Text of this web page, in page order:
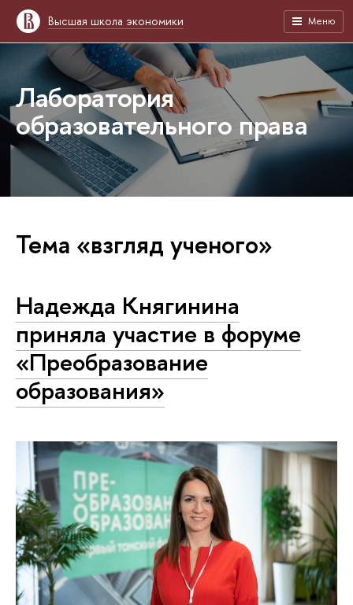
Высшая школа экономики Меню
Лаборатория
образовательного права
Тема «взгляд ученого»
Надежда Княгинина
приняла участие в форуме
«Преобразование
образования»